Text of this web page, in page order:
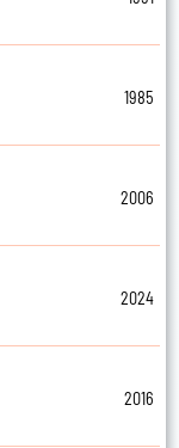
1985
2006
2024
2016